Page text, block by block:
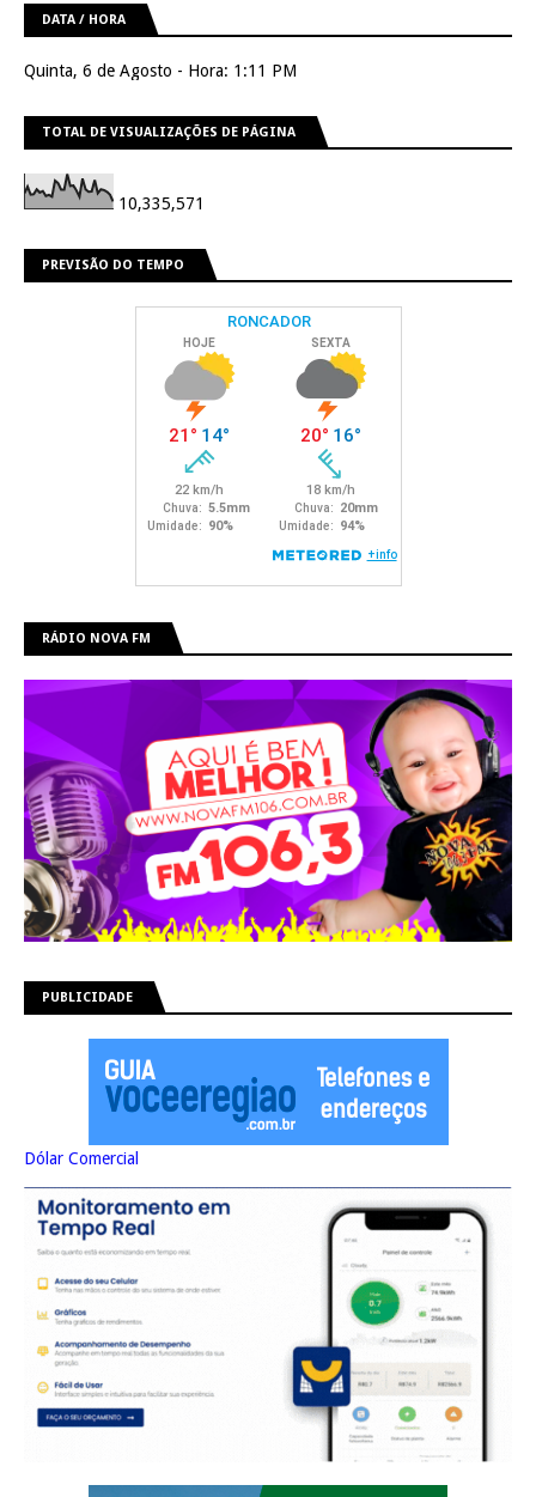
DATA / HORA
Quinta, 6 de Agosto - Hora: 1:11 PM
TOTAL DE VISUALIZAÇÕES DE PÁGINA
10,335,571
PREVISÃO DO TEMPO
RÁDIO NOVA FM
PUBLICIDADE
Dólar Comercial